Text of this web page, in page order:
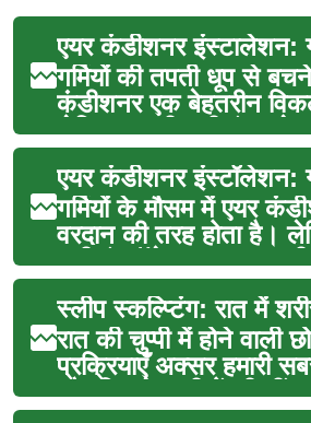
गर्मियों की तपती धूप से
कंडीशनर एक बेहतरीन
लेकिन इसकी सही
जरूरी है ताकि आप...
गर्मियों के मौसम में एयर
वरदान की तरह होता है।
सही इंस्टॉलेशन बहुत
इसका पूरा ल...
रात की चुप्पी में होने वाली
प्रक्रियाएँ अक्सर हमारी
और फिटनेस जीतों की नींव